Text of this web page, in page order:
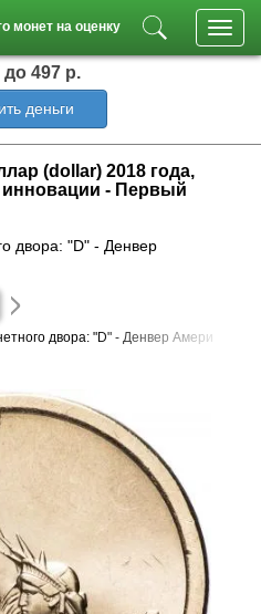
монет на оценку
до 497 р.
деньги
(dollar) 2018 года,
- Первый
двора: "D" - Денвер
двора: "D" - Денвер Амери